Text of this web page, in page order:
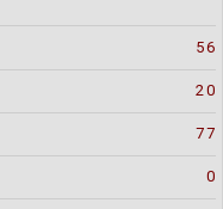
56
20
77
0